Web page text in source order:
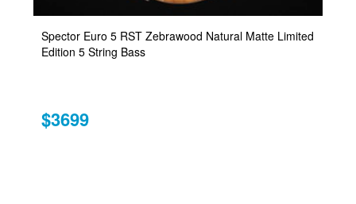
Spector Euro 5 RST Zebrawood Natural Matte Limited
Edition 5 String Bass
$3699